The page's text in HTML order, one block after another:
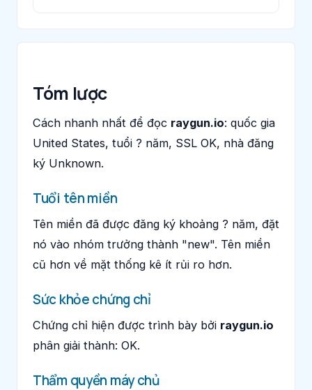
Tóm lược
Cách nhanh nhất để đọc raygun.io: quốc gia
United States, tuổi ? năm, SSL OK, nhà đăng
ký Unknown.
Tuổi tên miền
Tên miền đã được đăng ký khoảng ? năm, đặt
nó vào nhóm trưởng thành "new". Tên miền
cũ hơn về mặt thống kê ít rủi ro hơn.
Sức khỏe chứng chỉ
Chứng chỉ hiện được trình bày bởi raygun.io
phân giải thành: OK.
Thẩm quyền máy chủ